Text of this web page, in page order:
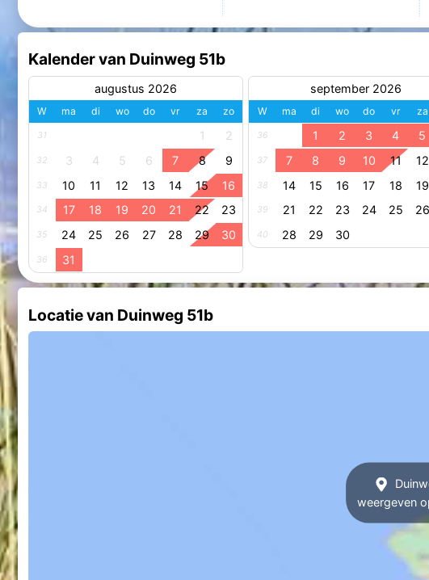
Kalender van Duinweg 51b
augustus 2026
W ma di wo do vr za zo
31 1 2
32 3 4 5 6 7 8 9
33 10 11 12 13 14 15 16
34 17 18 19 20 21 22 23
35 24 25 26 27 28 29 30
36 31
september 2026
W ma di wo do vr za
36 1 2 3 4 5
37 7 8 9 10 11 12
38 14 15 16 17 18 19
39 21 22 23 24 25 26
40 28 29 30
Locatie van Duinweg 51b
weergeven